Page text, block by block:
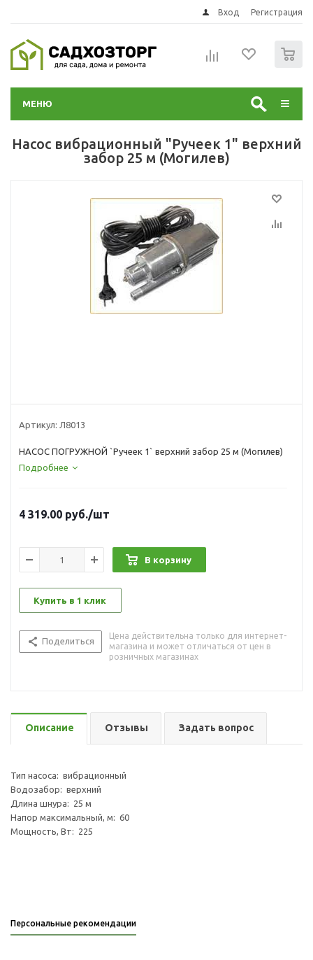
Вход Регистрация
МЕНЮ
Насос вибрационный "Ручеек 1" верхний
забор 25 м (Могилев)
Артикул: Л8013
НАСОС ПОГРУЖНОЙ `Ручеек 1` верхний забор 25 м (Могилев)
Подробнее
4 319.00 руб./шт
В корзину
Купить в 1 клик
Поделиться
Цена действительна только для интернет-
магазина и может отличаться от цен в
розничных магазинах
Описание Отзывы Задать вопрос
Тип насоса: вибрационный
Водозабор: верхний
Длина шнура: 25 м
Напор максимальный, м: 60
Мощность, Вт: 225
Персональные рекомендации